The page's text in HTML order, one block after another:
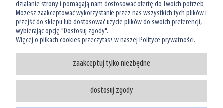
O NAS
działanie strony i pomagają nam dostosować ofertę do Twoich potrzeb.
Możesz zaakceptować wykorzystanie przez nas wszystkich tych plików i
przejść do sklepu lub dostosować użycie plików do swoich preferencji,
wybierając opcję "Dostosuj zgody".
Więcej o plikach cookies przeczytasz w naszej Polityce prywatności.
zaakceptuj tylko niezbędne
dostosuj zgody